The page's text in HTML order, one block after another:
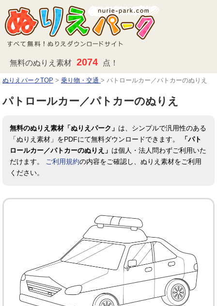
無料のぬりえ素材 2074 点！
ぬりえパークTOP > 乗り物・交通 > パトロールカー／パトカーのぬりえ
パトロールカー／パトカーのぬりえ
無料のぬりえ素材「ぬりえパーク」 は、シンプルで汎用性のある
「ぬりえ素材」をPDFにて無料ダウンロードできます。
「パト
ロールカー／パトカーのぬりえ」 は個人・法人問わずご利用いた
だけます。
ご利用規約の内容をご確認し、ぬりえ素材をご利用
ください。